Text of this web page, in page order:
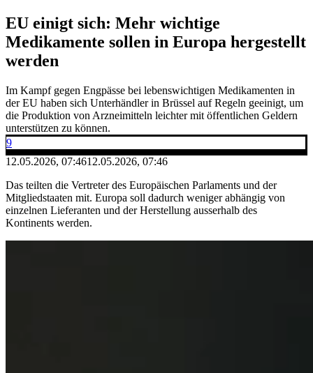
EU einigt sich: Mehr wichtige
Medikamente sollen in Europa hergestellt
werden
Im Kampf gegen Engpässe bei lebenswichtigen Medikamenten in
der EU haben sich Unterhändler in Brüssel auf Regeln geeinigt, um
die Produktion von Arzneimitteln leichter mit öffentlichen Geldern
unterstützen zu können.
9
12.05.2026, 07:4612.05.2026, 07:46
Das teilten die Vertreter des Europäischen Parlaments und der
Mitgliedstaaten mit. Europa soll dadurch weniger abhängig von
einzelnen Lieferanten und der Herstellung ausserhalb des
Kontinents werden.